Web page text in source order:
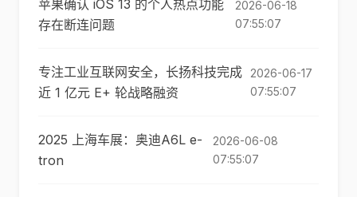
苹果确认 iOS 13 的个人热点功能
存在断连问题
2026-06-18
07:55:07
专注工业互联网安全，长扬科技完成
近 1 亿元 E+ 轮战略融资
2026-06-17
07:55:07
2025 上海车展：奥迪A6L e-
tron
2026-06-08
07:55:07